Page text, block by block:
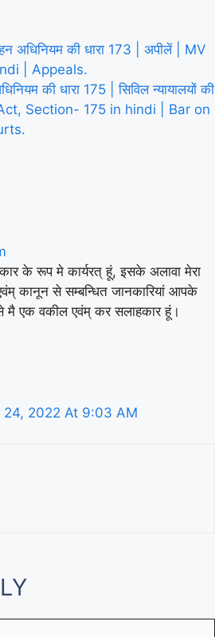
अधिनियम की धारा 173 | अपीलें | MV
| Appeals.
की धारा 175 | सिविल न्यायालयों की
Act, Section- 175 in hindi | Bar on
के रूप मे कार्यरत् हूं, इसके अलावा मेरा
कानून से सम्बन्धित जानकारियां आपके
एक वकील एवंम् कर सलाहकार हूं।
24, 2022 At 9:03 AM